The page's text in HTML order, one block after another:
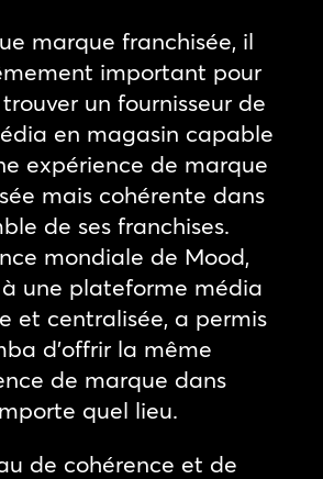
marque franchisée, il
important pour
un fournisseur de
en magasin capable
expérience de marque
mais cohérente dans
de ses franchises.
mondiale de Mood,
une plateforme média
et centralisée, a permis
d’offrir la même
de marque dans
quel lieu.
de cohérence et de